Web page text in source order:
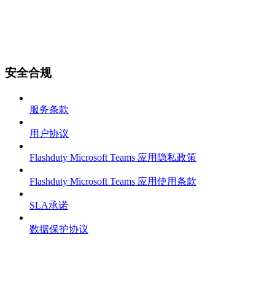
安全合规
服务条款
用户协议
Flashduty Microsoft Teams 应用隐私政策
Flashduty Microsoft Teams 应用使用条款
SLA承诺
数据保护协议